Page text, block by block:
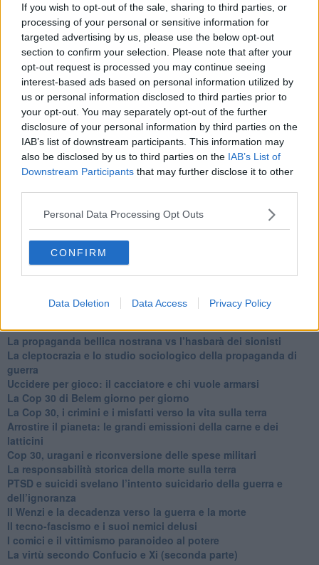
If you wish to opt-out of the sale, sharing to third parties, or
processing of your personal or sensitive information for
targeted advertising by us, please use the below opt-out
section to confirm your selection. Please note that after your
opt-out request is processed you may continue seeing
interest-based ads based on personal information utilized by
us or personal information disclosed to third parties prior to
your opt-out. You may separately opt-out of the further
disclosure of your personal information by third parties on the
IAB’s list of downstream participants. This information may
also be disclosed by us to third parties on the IAB’s List of
Downstream Participants that may further disclose it to other
Personal Data Processing Opt Outs
CONFIRM
Data Deletion Data Access Privacy Policy
​La Scienza dei Cittadini e i Cittadini per l’Aria
Trump e le sue guerre contro i deboli e contro la terra
​Le furbate elettorali della Meloni e la testardaggine
dell’opposizione
​Date loro l’Oscar al posto del Nobel per la Pace
L'umanizzazione dell'economia e della politica
​Dopo il diluvio dei NO: un patto intergenerazionale
​Un grandioso NO ai falchi teocratici e ai loro vassalli
La religione è la cocaina dei potenti
Donald e Bibi confinati nell’isola di St James?
L’italiano vero e la paura che al referendum vinca il No
​Complottismo o capitalismo globale?
​Io non mi fiderei di chi promuove o consuma i riti collettivi
Esportazioni Usa: da democrazia a guerra civile
​I vestiti nuovi degli imperatori baltici
​Il Wild West di Trump
​La disinformazione climatica veicolata dai media
Senza una Retta Visione l’Uomo è un automa
​La propaganda bellica nostrana vs l’hasbarà dei sionisti
​La cleptocrazia e lo studio sociologico della propaganda di
guerra
​Uccidere per gioco: il cacciatore e chi vuole armarsi
​La Cop 30 di Belem giorno per giorno
La Cop 30, i crimini e i misfatti verso la vita sulla terra
Arrostire il pianeta: le grandi emissioni della carne e dei
latticini
​Cop 30, uragani e riconversione delle spese militari
La responsabilità storica della morte sulla terra
PTSD e suicidi svelano l’intento suicidario della guerra e
dell’ignoranza
Il Wenzi e la decadenza verso la guerra e la morte
​Il tecno-fascismo e i suoi nemici delusi
​I comici e il vittimismo paranoideo al potere
​La virtù secondo Confucio e Xi (seconda parte)